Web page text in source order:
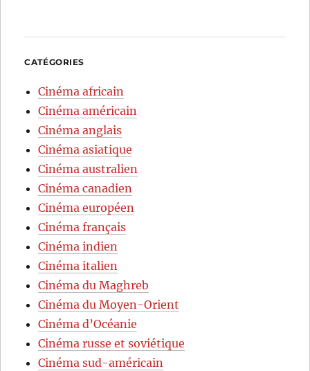
CATÉGORIES
Cinéma africain
Cinéma américain
Cinéma anglais
Cinéma asiatique
Cinéma australien
Cinéma canadien
Cinéma européen
Cinéma français
Cinéma indien
Cinéma italien
Cinéma du Maghreb
Cinéma du Moyen-Orient
Cinéma d’Océanie
Cinéma russe et soviétique
Cinéma sud-américain